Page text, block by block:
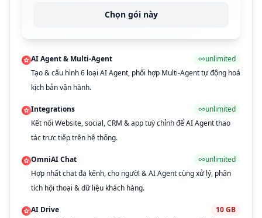
Chọn gói này
AI Agent & Multi-Agent
unlimited
Tạo & cấu hình 6 loại AI Agent, phối hợp Multi-Agent tự động hoá
kịch bản vận hành.
Integrations
unlimited
Kết nối Website, social, CRM & app tuỳ chỉnh để AI Agent thao
tác trực tiếp trên hệ thống.
OmniAI Chat
unlimited
Hợp nhất chat đa kênh, cho người & AI Agent cùng xử lý, phân
tích hội thoại & dữ liệu khách hàng.
AI Drive 10GB